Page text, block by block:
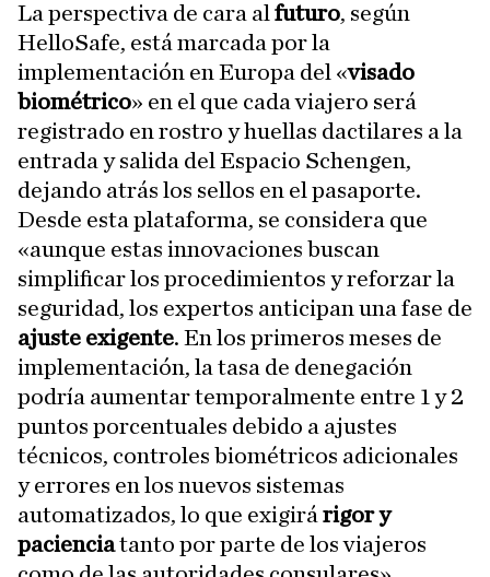
La perspectiva de cara al futuro, según
HelloSafe, está marcada por la
implementación en Europa del «visado
biométrico» en el que cada viajero será
registrado en rostro y huellas dactilares a la
entrada y salida del Espacio Schengen,
dejando atrás los sellos en el pasaporte.
Desde esta plataforma, se considera que
«aunque estas innovaciones buscan
simplificar los procedimientos y reforzar la
seguridad, los expertos anticipan una fase de
ajuste exigente. En los primeros meses de
implementación, la tasa de denegación
podría aumentar temporalmente entre 1 y 2
puntos porcentuales debido a ajustes
técnicos, controles biométricos adicionales
y errores en los nuevos sistemas
automatizados, lo que exigirá rigor y
pacienciatanto por parte de los viajeros